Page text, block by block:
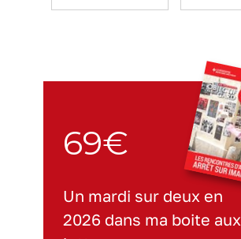
69€
Un mardi sur deux en
2026 dans ma boite aux